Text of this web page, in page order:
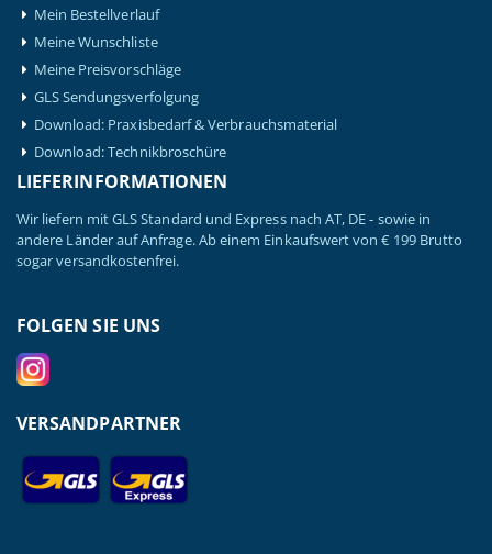
Mein Bestellverlauf
Meine Wunschliste
Meine Preisvorschläge
GLS Sendungsverfolgung
Download: Praxisbedarf & Verbrauchsmaterial
Download: Technikbroschüre
LIEFERINFORMATIONEN
Wir liefern mit GLS Standard und Express nach AT, DE - sowie in
andere Länder auf Anfrage. Ab einem Einkaufswert von € 199 Brutto
sogar versandkostenfrei.
FOLGEN SIE UNS
VERSANDPARTNER